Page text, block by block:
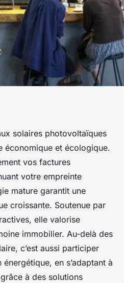
des
min de lecture
solaires photovoltaïques
économique et écologique.
vos factures
votre empreinte
mature garantit une
croissante. Soutenue par
elle valorise
immobilier. Au-delà des
c’est aussi participer
en s’adaptant à
à des solutions